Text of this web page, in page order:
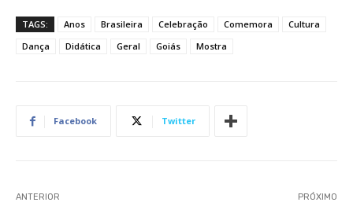
TAGS: Anos Brasileira Celebração Comemora
Cultura
Dança
Didática Geral Goiás Mostra
Facebook Twitter
ANTERIOR PRÓXIMO